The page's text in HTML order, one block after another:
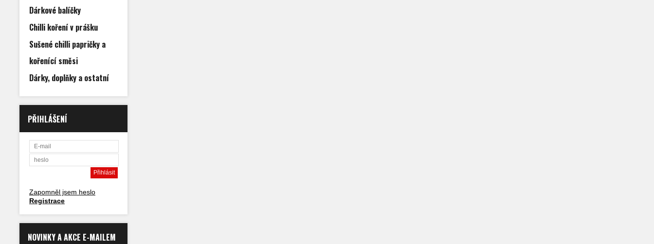
Dárkové balíčky
Chilli koření v prášku
Sušené chilli papričky a
kořenící směsi
Dárky, doplňky a ostatní
PŘIHLÁŠENÍ
Zapomněl jsem heslo
Registrace
NOVINKY A AKCE E-MAILEM